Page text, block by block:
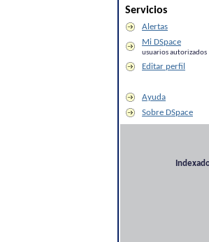
Servicios
Alertas
Mi DSpace
usuarios autorizados
Editar perfil
Ayuda
Sobre DSpace